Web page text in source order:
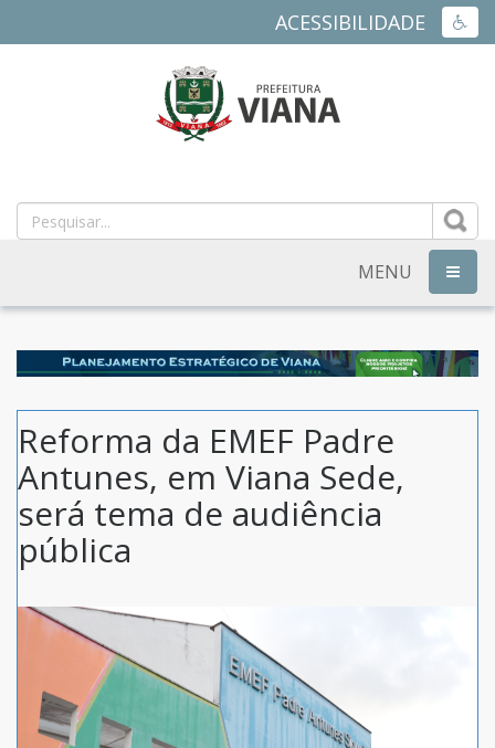
ACESSIBILIDADE
MUNICIPAL
DE
VIANA
ES
MENU
Reforma da EMEF Padre
Antunes, em Viana Sede,
será tema de audiência
pública